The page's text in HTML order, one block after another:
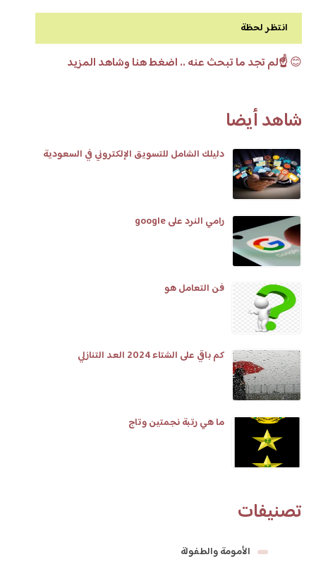
انتظر لحظة
😊☝️لم تجد ما تبحث عنه .. اضغط هنا وشاهد المزيد
شاهد أيضا
دليلك الشامل للتسويق الإلكتروني في السعودية
رامي النرد على google
فن التعامل هو
كم باقي على الشتاء 2024 العد التنازلي
ما هي رتبة نجمتين وتاج
تصنيفات
الأمومة والطفولة